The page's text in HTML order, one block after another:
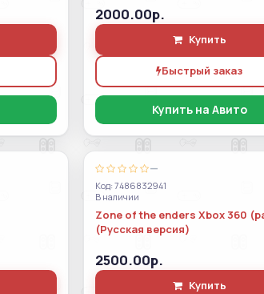
2000.00р.
Купить
Быстрый заказ
Купить на Авито
—
Код: 7486832941
В наличии
Zone of the enders Xbox 360
(Русская версия)
2500.00р.
Купить